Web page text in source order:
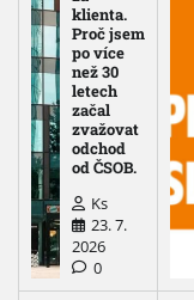
klienta.
Proč jsem
po více
než 30
letech
začal
zvažovat
odchod
od ČSOB.
Ks
23. 7.
2026
0